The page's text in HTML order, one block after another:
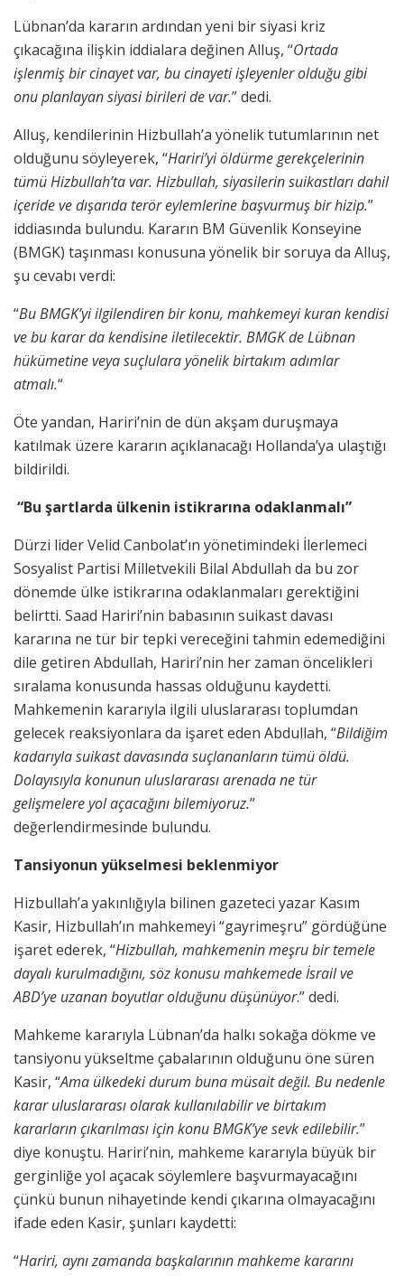
Lübnan’da kararın ardından yeni bir siyasi kriz
çıkacağına ilişkin iddialara değinen Alluş, “Ortada
işlenmiş bir cinayet var, bu cinayeti işleyenler olduğu gibi
onu planlayan siyasi birileri de var.” dedi.
Alluş, kendilerinin Hizbullah’a yönelik tutumlarının net
olduğunu söyleyerek, “Hariri’yi öldürme gerekçelerinin
tümü Hizbullah’ta var. Hizbullah, siyasilerin suikastları dahil
içeride ve dışarıda terör eylemlerine başvurmuş bir hizip.”
iddiasında bulundu. Kararın BM Güvenlik Konseyine
(BMGK) taşınması konusuna yönelik bir soruya da Alluş,
şu cevabı verdi:
“Bu BMGK’yi ilgilendiren bir konu, mahkemeyi kuran kendisi
ve bu karar da kendisine iletilecektir. BMGK de Lübnan
hükümetine veya suçlulara yönelik birtakım adımlar
atmalı.“
Öte yandan, Hariri’nin de dün akşam duruşmaya
katılmak üzere kararın açıklanacağı Hollanda’ya ulaştığı
bildirildi.
“Bu şartlarda ülkenin istikrarına odaklanmalı”
Dürzi lider Velid Canbolat’ın yönetimindeki İlerlemeci
Sosyalist Partisi Milletvekili Bilal Abdullah da bu zor
dönemde ülke istikrarına odaklanmaları gerektiğini
belirtti. Saad Hariri’nin babasının suikast davası
kararına ne tür bir tepki vereceğini tahmin edemediğini
dile getiren Abdullah, Hariri’nin her zaman öncelikleri
sıralama konusunda hassas olduğunu kaydetti.
Mahkemenin kararıyla ilgili uluslararası toplumdan
gelecek reaksiyonlara da işaret eden Abdullah, “Bildiğim
kadarıyla suikast davasında suçlananların tümü öldü.
Dolayısıyla konunun uluslararası arenada ne tür
gelişmelere yol açacağını bilemiyoruz.”
değerlendirmesinde bulundu.
Tansiyonun yükselmesi beklenmiyor
Hizbullah’a yakınlığıyla bilinen gazeteci yazar Kasım
Kasir, Hizbullah’ın mahkemeyi “gayrimeşru” gördüğüne
işaret ederek, “Hizbullah, mahkemenin meşru bir temele
dayalı kurulmadığını, söz konusu mahkemede İsrail ve
ABD’ye uzanan boyutlar olduğunu düşünüyor.” dedi.
Mahkeme kararıyla Lübnan’da halkı sokağa dökme ve
tansiyonu yükseltme çabalarının olduğunu öne süren
Kasir, “Ama ülkedeki durum buna müsait değil. Bu nedenle
karar uluslararası olarak kullanılabilir ve birtakım
kararların çıkarılması için konu BMGK’ye sevk edilebilir.”
diye konuştu. Hariri’nin, mahkeme kararıyla büyük bir
gerginliğe yol açacak söylemlere başvurmayacağını
çünkü bunun nihayetinde kendi çıkarına olmayacağını
ifade eden Kasir, şunları kaydetti:
“Hariri, aynı zamanda başkalarının mahkeme kararını